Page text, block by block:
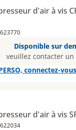
d'air à vis
Disponible sur
veuillez contacter un
connectez-vous
d'air à vis